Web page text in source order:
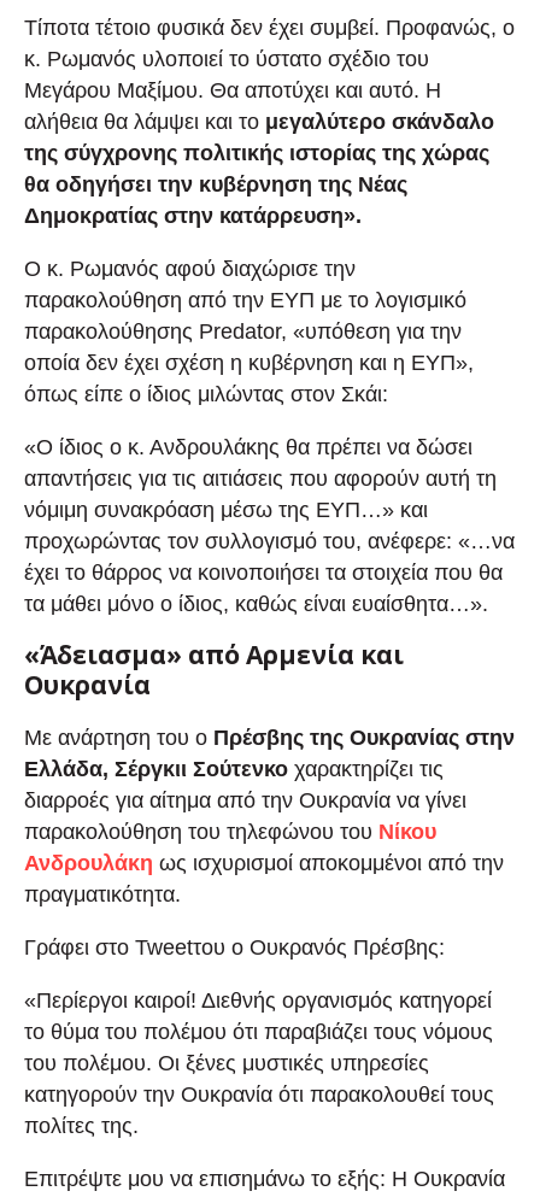
Τίποτα τέτοιο φυσικά δεν έχει συμβεί. Προφανώς, ο
κ. Ρωμανός υλοποιεί το ύστατο σχέδιο του
Μεγάρου Μαξίμου. Θα αποτύχει και αυτό. Η
αλήθεια θα λάμψει και το μεγαλύτερο σκάνδαλο
της σύγχρονης πολιτικής ιστορίας της χώρας
θα οδηγήσει την κυβέρνηση της Νέας
Δημοκρατίας στην κατάρρευση».
Ο κ. Ρωμανός αφού διαχώρισε την
παρακολούθηση από την ΕΥΠ με το λογισμικό
παρακολούθησης Predator, «υπόθεση για την
οποία δεν έχει σχέση η κυβέρνηση και η ΕΥΠ»,
όπως είπε ο ίδιος μιλώντας στον Σκάι:
«Ο ίδιος ο κ. Ανδρουλάκης θα πρέπει να δώσει
απαντήσεις για τις αιτιάσεις που αφορούν αυτή τη
νόμιμη συνακρόαση μέσω της ΕΥΠ…» και
προχωρώντας τον συλλογισμό του, ανέφερε: «…να
έχει το θάρρος να κοινοποιήσει τα στοιχεία που θα
τα μάθει μόνο ο ίδιος, καθώς είναι ευαίσθητα…».
«Άδειασμα» από Αρμενία και
Ουκρανία
Με ανάρτηση του ο Πρέσβης της Ουκρανίας στην
Ελλάδα, Σέργκιι Σούτενκο χαρακτηρίζει τις
διαρροές για αίτημα από την Ουκρανία να γίνει
παρακολούθηση του τηλεφώνου του Νίκου
Ανδρουλάκη ως ισχυρισμοί αποκομμένοι από την
πραγματικότητα.
Γράφει στο Tweetτου ο Ουκρανός Πρέσβης:
«Περίεργοι καιροί! Διεθνής οργανισμός κατηγορεί
το θύμα του πολέμου ότι παραβιάζει τους νόμους
του πολέμου. Οι ξένες μυστικές υπηρεσίες
κατηγορούν την Ουκρανία ότι παρακολουθεί τους
πολίτες της.
Επιτρέψτε μου να επισημάνω το εξής: Η Ουκρανία